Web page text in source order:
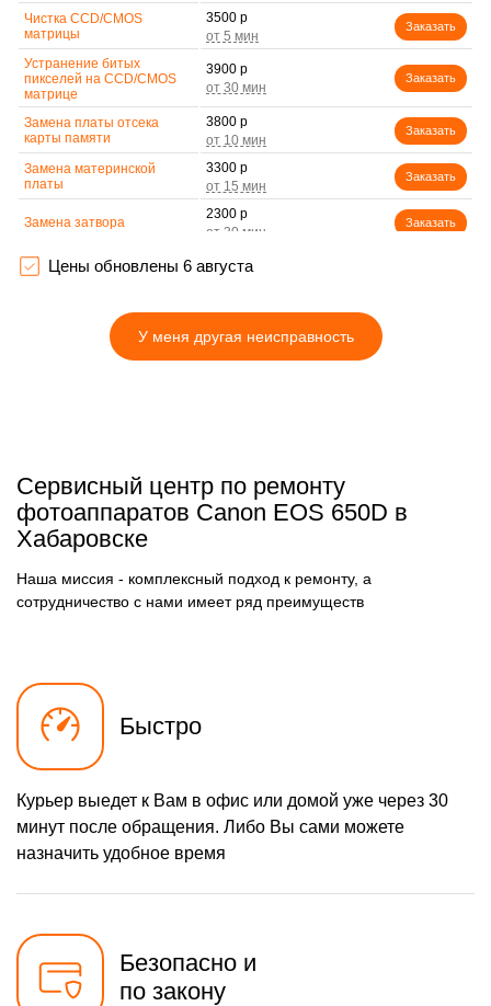
Чистка CCD/CMOS
матрицы
3500 р
Заказать
Устранение битых
пикселей на CCD/CMOS
матрице
3900 р
Заказать
Замена платы отсека
карты памяти
3800 р
Заказать
Замена материнской
платы
3300 р
Заказать
Замена затвора
2300 р
Заказать
Замена корпуса
2200 р
Замена дисплея (экрана)
Замена передней панели
2700 р
Замена задней панели
2450 р
Замена вспышки
Юстировка
Комплексная чистка
Программный ремонт
2900 р
Цены обновлены 6 августа
У меня другая неисправность
Сервисный центр по ремонту
фотоаппаратов Canon EOS 650D в
Хабаровске
Наша миссия - комплексный подход к ремонту, а
сотрудничество с нами имеет ряд преимуществ
Быстро
Курьер выедет к Вам в офис или домой уже через 30
минут после обращения. Либо Вы сами можете
назначить удобное время
Безопасно и
по закону